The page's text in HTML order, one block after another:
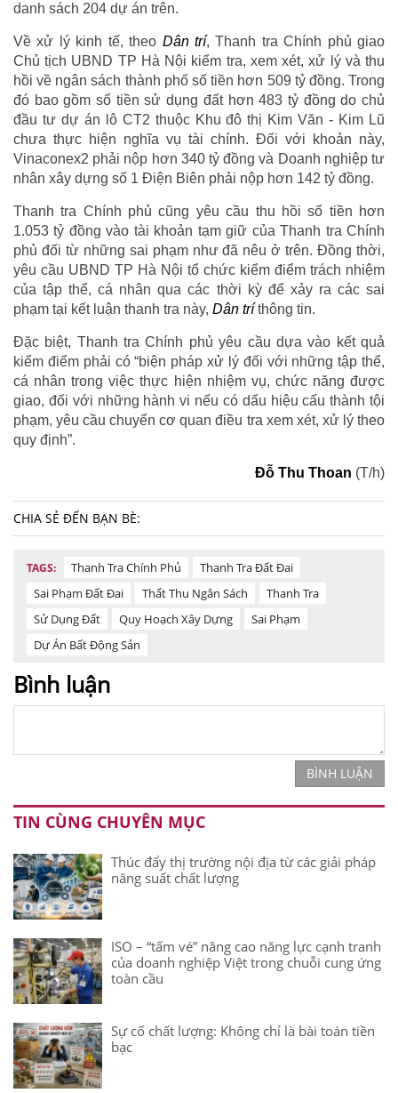
danh sách 204 dự án trên.
Về xử lý kinh tế, theo Dân trí, Thanh tra Chính phủ giao
Chủ tịch UBND TP Hà Nội kiểm tra, xem xét, xử lý và thu
hồi về ngân sách thành phố số tiền hơn 509 tỷ đồng. Trong
đó bao gồm số tiền sử dụng đất hơn 483 tỷ đồng do chủ
đầu tư dự án lô CT2 thuộc Khu đô thị Kim Văn - Kim Lũ
chưa thực hiện nghĩa vụ tài chính. Đối với khoản này,
Vinaconex2 phải nộp hơn 340 tỷ đồng và Doanh nghiệp tư
nhân xây dựng số 1 Điện Biên phải nộp hơn 142 tỷ đồng.
Thanh tra Chính phủ cũng yêu cầu thu hồi số tiền hơn
1.053 tỷ đồng vào tài khoản tạm giữ của Thanh tra Chính
phủ đối từ những sai phạm như đã nêu ở trên. Đồng thời,
yêu cầu UBND TP Hà Nội tổ chức kiểm điểm trách nhiệm
của tập thể, cá nhân qua các thời kỳ để xảy ra các sai
phạm tại kết luận thanh tra này, Dân tríthông tin.
Đặc biệt, Thanh tra Chính phủ yêu cầu dựa vào kết quả
kiểm điểm phải có “biện pháp xử lý đối với những tập thể,
cá nhân trong việc thực hiện nhiệm vụ, chức năng được
giao, đối với những hành vi nếu có dấu hiệu cấu thành tội
phạm, yêu cầu chuyển cơ quan điều tra xem xét, xử lý theo
quy định”.
Đỗ Thu Thoan (T/h)
CHIA SẺ ĐẾN BẠN BÈ:
TAGS: Thanh Tra Chính Phủ
Thanh Tra Đất Đai
Sai Phạm Đất Đai
Thất Thu Ngân Sách
Thanh Tra
Sử Dụng Đất
Quy Hoạch Xây Dựng
Sai Phạm
Dự Án Bất Động Sản
Bình luận
BÌNH LUẬN
TIN CÙNG CHUYÊN MỤC
Thúc đẩy thị trường nội địa từ các giải pháp
năng suất chất lượng
ISO – “tấm vé” nâng cao năng lực cạnh tranh
của doanh nghiệp Việt trong chuỗi cung ứng
toàn cầu
Sự cố chất lượng: Không chỉ là bài toán tiền
bạc